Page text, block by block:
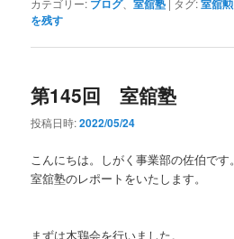
カテゴリー: ブログ、室舘塾 タグ:室舘勲
を残す
第145回 室舘塾
投稿日時:2022/05/24
こんにちは。しがく事業部の佐伯です。
室舘塾のレポートをいたします。
まずは木鶏会を行いました。